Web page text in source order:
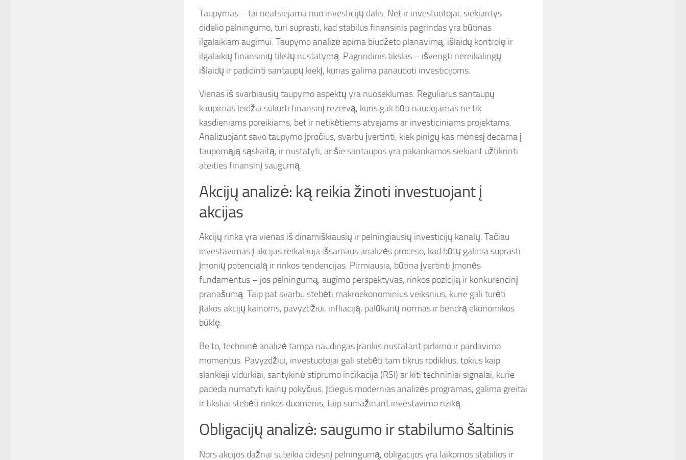
Taupymas – tai neatsiejama nuo investicijų dalis. Net ir investuotojai, siekiantys
didelio pelningumo, turi suprasti, kad stabilus finansinis pagrindas yra būtinas
ilgalaikiam augimui. Taupymo analizė apima biudžeto planavimą, išlaidų kontrolę ir
ilgalaikių finansinių tikslų nustatymą. Pagrindinis tikslas – išvengti nereikalingų
išlaidų ir padidinti santaupų kiekį, kurias galima panaudoti investicijoms.
Vienas iš svarbiausių taupymo aspektų yra nuoseklumas. Reguliarus santaupų
kaupimas leidžia sukurti finansinį rezervą, kuris gali būti naudojamas ne tik
kasdieniams poreikiams, bet ir netikėtiems atvejams ar investiciniams projektams.
Analizuojant savo taupymo įpročius, svarbu įvertinti, kiek pinigų kas mėnesį dedama į
taupomąją sąskaitą, ir nustatyti, ar šie santaupos yra pakankamos siekiant užtikrinti
ateities finansinį saugumą.
Akcijų analizė: ką reikia žinoti investuojant į
akcijas
Akcijų rinka yra vienas iš dinamiškiausių ir pelningiausių investicijų kanalų. Tačiau
investavimas į akcijas reikalauja išsamaus analizės proceso, kad būtų galima suprasti
įmonių potencialą ir rinkos tendencijas. Pirmiausia, būtina įvertinti įmonės
fundamentus – jos pelningumą, augimo perspektyvas, rinkos poziciją ir konkurencinį
pranašumą. Taip pat svarbu stebėti makroekonominius veiksnius, kurie gali turėti
įtakos akcijų kainoms, pavyzdžiui, infliaciją, palūkanų normas ir bendrą ekonomikos
būklę.
Be to, techninė analizė tampa naudingas įrankis nustatant pirkimo ir pardavimo
momentus. Pavyzdžiui, investuotojai gali stebėti tam tikrus rodiklius, tokius kaip
slankieji vidurkiai, santykinė stiprumo indikacija (RSI) ar kiti techniniai signalai, kurie
padeda numatyti kainų pokyčius. Įdiegus modernias analizės programas, galima greitai
ir tiksliai stebėti rinkos duomenis, taip sumažinant investavimo riziką.
Obligacijų analizė: saugumo ir stabilumo šaltinis
Nors akcijos dažnai suteikia didesnį pelningumą, obligacijos yra laikomos stabilios ir